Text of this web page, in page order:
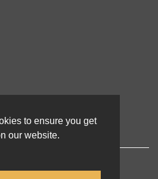
to ensure you get
our website.